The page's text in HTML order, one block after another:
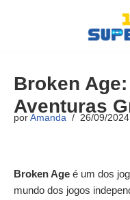
conteúdo
Broken
Aventuras
por Amanda 26/09/2024
Broken Age é um dos
mundo dos jogos